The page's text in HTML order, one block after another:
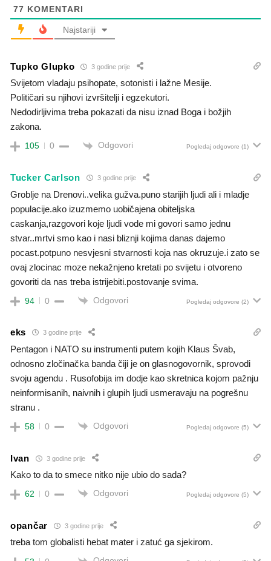
77 KOMENTARI
Najstariji
Tupko Glupko 3 godine prije
Svijetom vladaju psihopate, sotonisti i lažne Mesije.
Političari su njihovi izvršitelji i egzekutori.
Nedodirljivima treba pokazati da nisu iznad Boga i božjih
zakona.
105 0 Odgovori Pogledaj odgovore (1)
Tucker Carlson 3 godine prije
Groblje na Drenovi..velika gužva.puno starijih ljudi ali i mladje
populacije.ako izuzmemo uobičajena obiteljska
caskanja,razgovori koje ljudi vode mi govori samo jednu
stvar..mrtvi smo kao i nasi bliznji kojima danas dajemo
pocast.potpuno nesvjesni stvarnosti koja nas okruzuje.i zato se
ovaj zlocinac moze nekažnjeno kretati po svijetu i otvoreno
govoriti da nas treba istrijebiti.postovanje svima.
94 0 Odgovori Pogledaj odgovore (2)
eks 3 godine prije
Pentagon i NATO su instrumenti putem kojih Klaus Švab,
odnosno zločinačka banda čiji je on glasnogovornik, sprovodi
svoju agendu . Rusofobija im dodje kao skretnica kojom pažnju
neinformisanih, naivnih i glupih ljudi usmeravaju na pogrešnu
stranu .
58 0 Odgovori Pogledaj odgovore (5)
Ivan 3 godine prije
Kako to da to smece nitko nije ubio do sada?
62 0 Odgovori Pogledaj odgovore (5)
opančar 3 godine prije
treba tom globalisti hebat mater i zatuć ga sjekirom.